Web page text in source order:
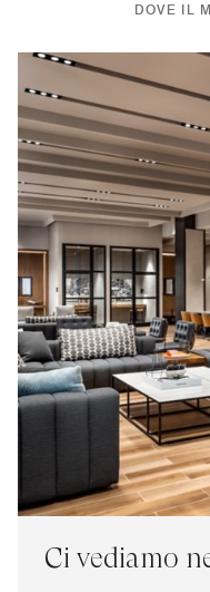
DOVE IL
Ci vediamo